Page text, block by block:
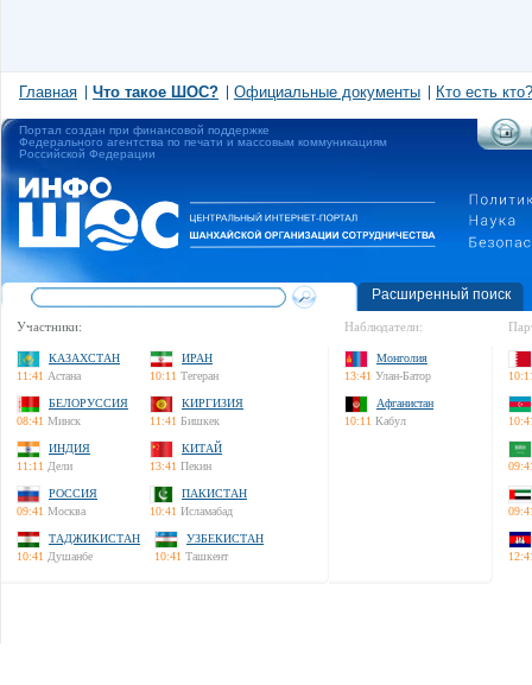
Главная Что такое ШОС? Официальные документы Кто есть кто?
Портал создан при финансовой поддержке
Федерального агентства по печати и массовым коммуникациям
Российской Федерации
Расширенный поиск
Участники:
КАЗАХСТАН
11:41 Астана
ИРАН
10:11 Тегеран
БЕЛОРУССИЯ
08:41 Минск
КИРГИЗИЯ
11:41 Бишкек
ИНДИЯ
11:11 Дели
КИТАЙ
13:41 Пекин
РОССИЯ
09:41 Москва
ПАКИСТАН
10:41 Исламабад
ТАДЖИКИСТАН
10:41 Душанбе
УЗБЕКИСТАН
10:41 Ташкент
Наблюдатели:
Монголия
13:41 Улан-Батор
Афганистан
10:11 Кабул